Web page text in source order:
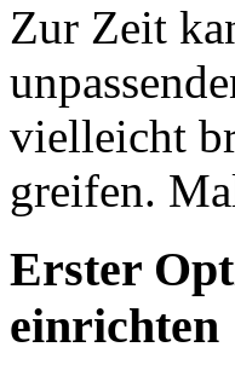
Zur Zeit
vielleicht
greifen.
Erster
einrichten